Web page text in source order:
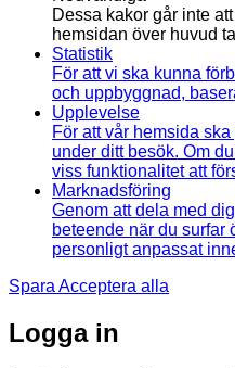
Dessa kakor går inte
hemsidan över huvud
Statistik
För att vi ska kunna
och uppbyggnad,
Upplevelse
För att vår hemsida
under ditt besök. Om
viss funktionalitet att
Marknadsföring
Genom att dela med
beteende när du surfar
personligt anpassat
Spara Acceptera alla
Logga in